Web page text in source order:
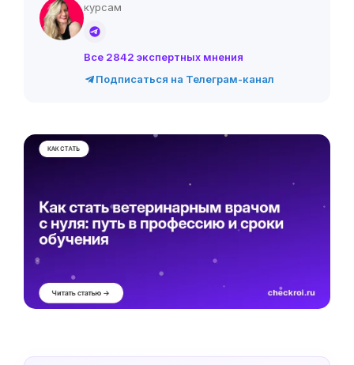
курсам
Все 2842 экспертных мнения
Подписаться на Телеграм-канал